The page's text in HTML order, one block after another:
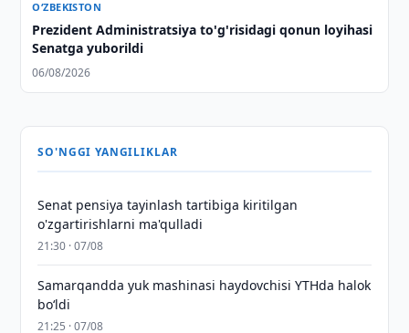
O‘ZBEKISTON
Prezident Administratsiya to'g'risidagi qonun loyihasi
Senatga yuborildi
06/08/2026
SO'NGGI YANGILIKLAR
Senat pensiya tayinlash tartibiga kiritilgan
o'zgartirishlarni ma'qulladi
21:30 · 07/08
Samarqandda yuk mashinasi haydovchisi YTHda halok
bo‘ldi
21:25 · 07/08